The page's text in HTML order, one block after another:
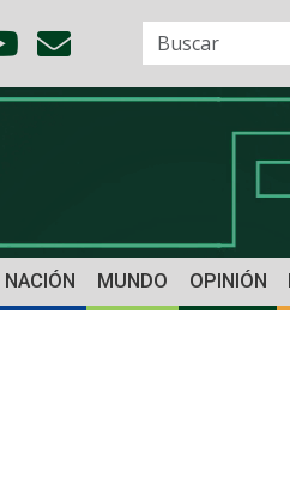
NACIÓN MUNDO OPINIÓN